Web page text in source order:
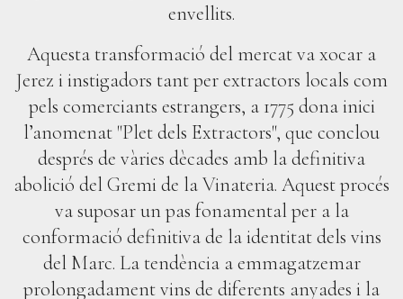
envellits.
Aquesta transformació del mercat va xocar a
Jerez i instigadors tant per extractors locals com
pels comerciants estrangers, a 1775 dona inici
l’anomenat "Plet dels Extractors", que conclou
després de vàries dècades amb la definitiva
abolició del Gremi de la Vinateria. Aquest procés
va suposar un pas fonamental per a la
conformació definitiva de la identitat dels vins
del Marc. La tendència a emmagatzemar
prolongadament vins de diferents anyades i la